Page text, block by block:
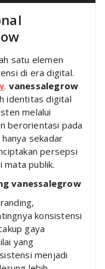
satu elemen
di era digital.
. vanessalegrow
identitas digital
melalui
berorientasi pada
sekadar
persepsi
mata publik.
vanessalegrow
konsistensi
gaya
yang
menjadi